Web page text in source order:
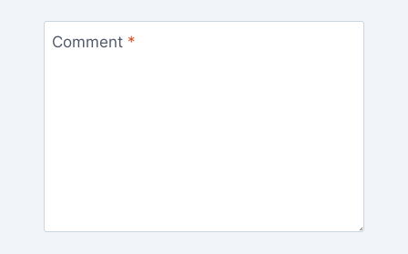
Comment *